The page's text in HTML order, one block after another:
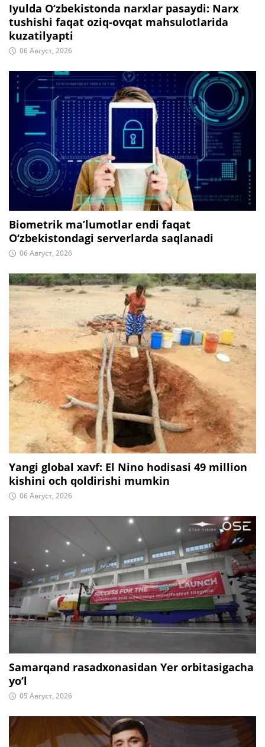
Iyulda O‘zbekistonda narxlar pasaydi: Narx
tushishi faqat oziq-ovqat mahsulotlarida
kuzatilyapti
06 Август, 2026
Biometrik ma’lumotlar endi faqat
O‘zbekistondagi serverlarda saqlanadi
06 Август, 2026
Yangi global xavf: El Nino hodisasi 49 million
kishini och qoldirishi mumkin
06 Август, 2026
Samarqand rasadxonasidan Yer orbitasigacha
yo‘l
05 Август, 2026